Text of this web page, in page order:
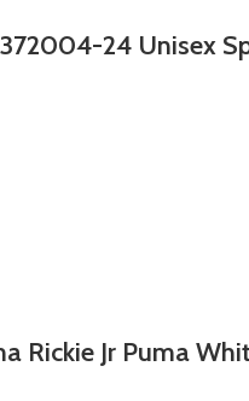
24 Unisex
Rickie Jr Puma